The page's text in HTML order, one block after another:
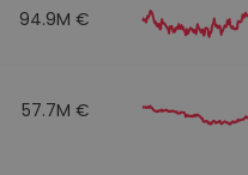
94.9M €
57.7M €